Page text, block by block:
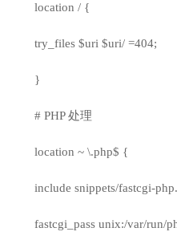
location / {
try_files $uri $uri/ =404;
}
# PHP 处理
location ~ \.php$ {
include snippets/fastcgi-
fastcgi_pass unix:/var/run/